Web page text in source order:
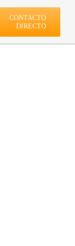
CONTACTO
DIRECTO